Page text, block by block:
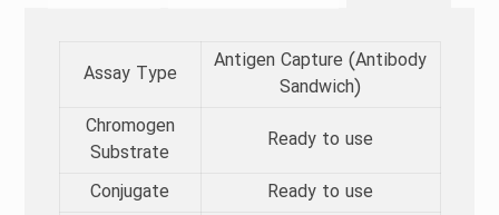
Antigen Capture (Antibody
Sandwich)
Assay Type​
Ready to use
Chromogen
Substrate​
Ready to use
Conjugate